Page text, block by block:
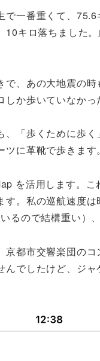
で一番重くて、
10キロ落ちました
で、あの大地震の
か歩いていなかっ
、「歩くために歩
に革靴で歩きま
を活用します。
す。私の巡航速度
るので結構重い）
京都市交響楽団の
んでしたけど、ジ